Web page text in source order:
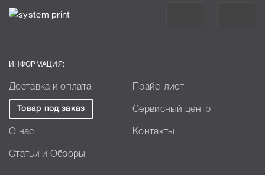
ИНФОРМАЦИЯ:
Доставка и оплата Прайс-лист
Товар под заказ Сервисный центр
О нас Контакты
Статьи и Обзоры